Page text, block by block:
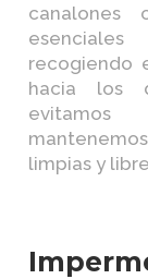
canalones
recogiendo
hacia los
evitamos
limpias y